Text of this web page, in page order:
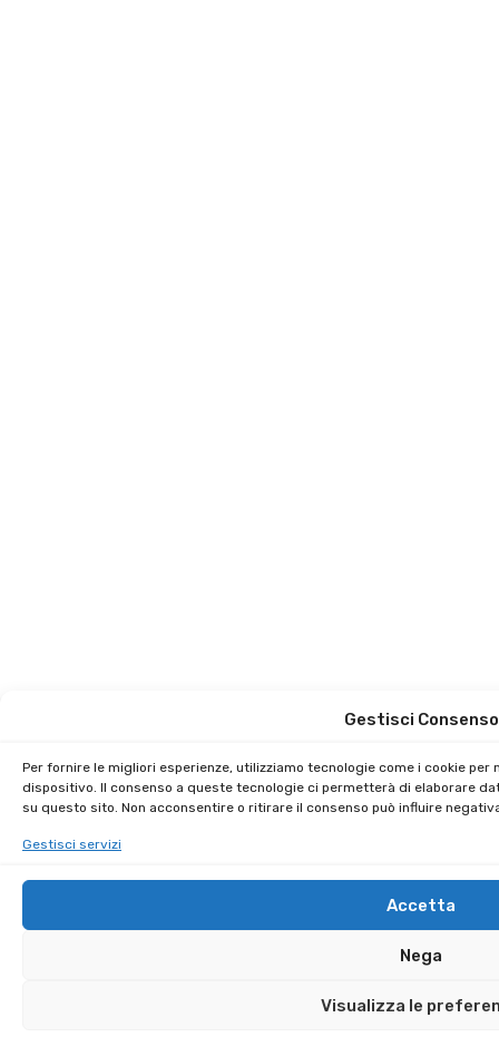
Gestisci Consenso
Per fornire le migliori esperienze, utilizziamo tecnologie come i cookie
dispositivo. Il consenso a queste tecnologie ci permetterà di elaborare
su questo sito. Non acconsentire o ritirare il consenso può influire
Gestisci servizi
Accetta
Nega
Visualizza le